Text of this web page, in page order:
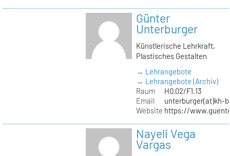
Günter
Unterburger
Künstlerische Lehrkraft,
Plastisches Gestalten
→ Lehrangebote
→ Lehrangebote (Archiv)
Raum
H0.02/F1.13
Email
unterburger(at)kh-
Website https://
Nayeli Vega
Vargas